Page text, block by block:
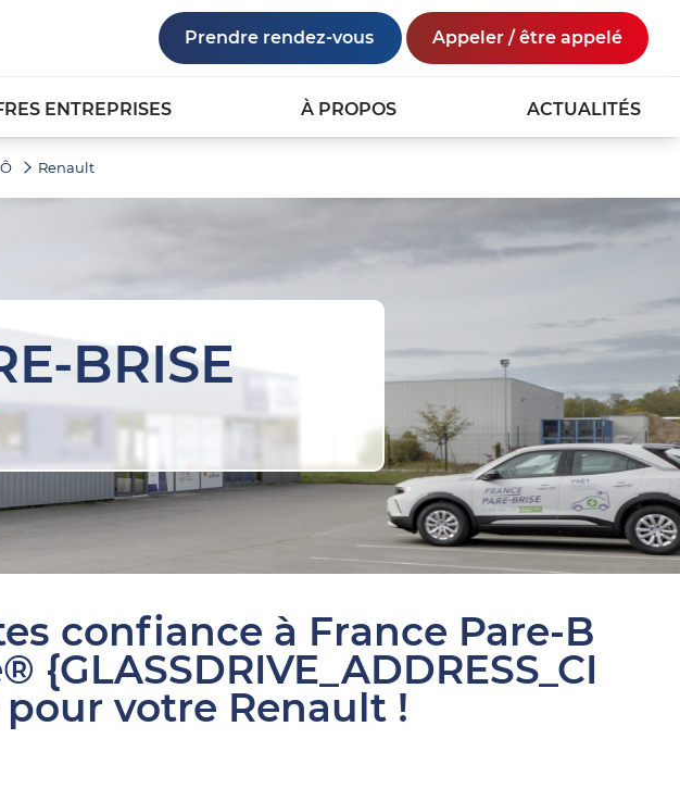
Prendre rendez-vous Appeler / être appelé
ENTREPRISES À PROPOS ACTUALITÉS
Renault
BRISE
confiance à France Pare-B
{GLASSDRIVE_ADDRESS_CI
pour votre Renault !